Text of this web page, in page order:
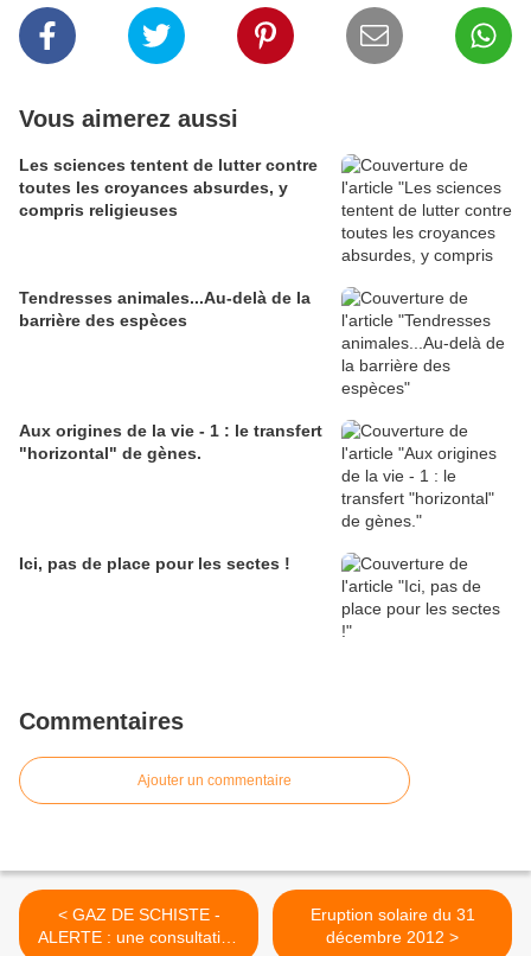
Vous aimerez aussi
Les sciences tentent de lutter contre
toutes les croyances absurdes, y
compris religieuses
Tendresses animales...Au-delà de la
barrière des espèces
Aux origines de la vie - 1 : le transfert
"horizontal" de gènes.
Ici, pas de place pour les sectes !
Commentaires
Ajouter un commentaire
< GAZ DE SCHISTE -
ALERTE : une consultation
Eruption solaire du 31
décembre 2012 >